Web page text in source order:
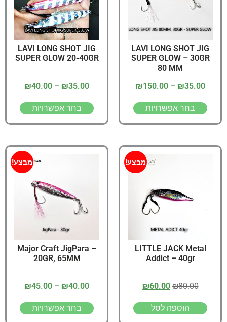
LAVI LONG SHOT JIG
SUPER GLOW – 30GR
80 MM
₪35.00
–
₪150.00
בחר אפשרויות
LAVI LONG SHOT JIG
SUPER GLOW 20-40GR
₪35.00
–
₪40.00
בחר אפשרויות
מבצע!
LITTLE JACK Metal
Addict – 40gr
₪80.00
₪60.00
הוספה לסל
מבצע!
Major Craft JigPara –
20GR, 65MM
₪40.00
–
₪45.00
בחר אפשרויות